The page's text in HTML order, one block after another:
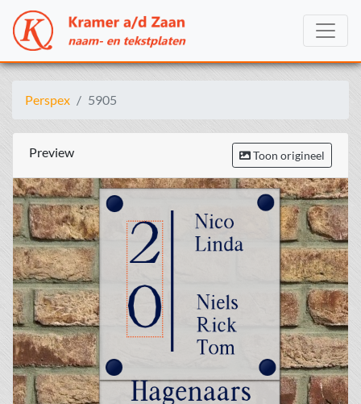
Perspex 5905
Preview Toon origineel